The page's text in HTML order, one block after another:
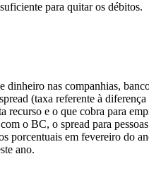
para quitar os débitos.
dinheiro nas companhias,
(taxa referente à
recurso e o que cobra para
o BC, o spread para
porcentuais em fevereiro do
ano.